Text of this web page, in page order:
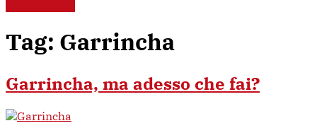
Tag: Garrincha
Garrincha, ma adesso che fai?